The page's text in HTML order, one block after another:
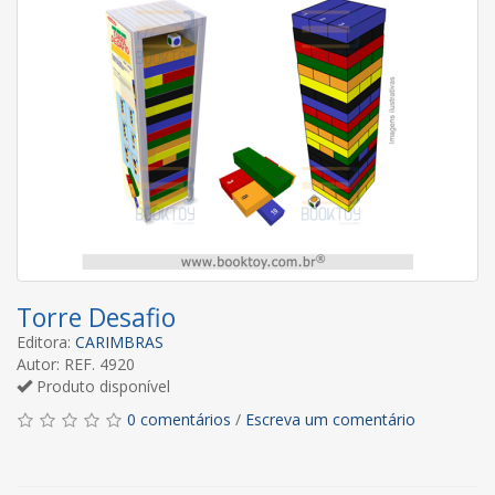
Torre Desafio
Editora: CARIMBRAS
Autor: REF. 4920
Produto disponível
0 comentários / Escreva um comentário